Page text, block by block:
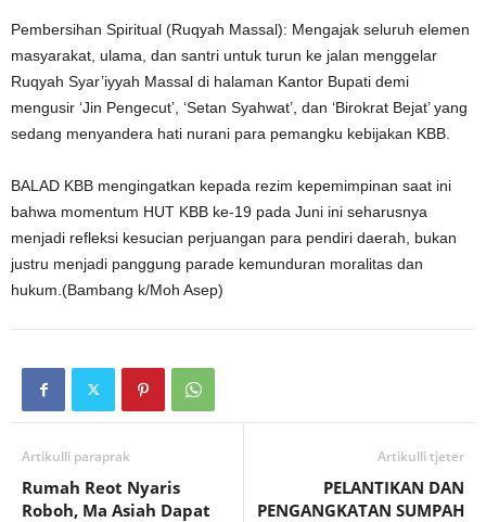
Pembersihan Spiritual (Ruqyah Massal): Mengajak seluruh elemen
masyarakat, ulama, dan santri untuk turun ke jalan menggelar
Ruqyah Syar’iyyah Massal di halaman Kantor Bupati demi
mengusir ‘Jin Pengecut’, ‘Setan Syahwat’, dan ‘Birokrat Bejat’ yang
sedang menyandera hati nurani para pemangku kebijakan KBB.
BALAD KBB mengingatkan kepada rezim kepemimpinan saat ini
bahwa momentum HUT KBB ke-19 pada Juni ini seharusnya
menjadi refleksi kesucian perjuangan para pendiri daerah, bukan
justru menjadi panggung parade kemunduran moralitas dan
hukum.(Bambang k/Moh Asep)
Artikulli paraprak
Rumah Reot Nyaris
Roboh, Ma Asiah Dapat
Artikulli tjetër
PELANTIKAN DAN
PENGANGKATAN SUMPAH